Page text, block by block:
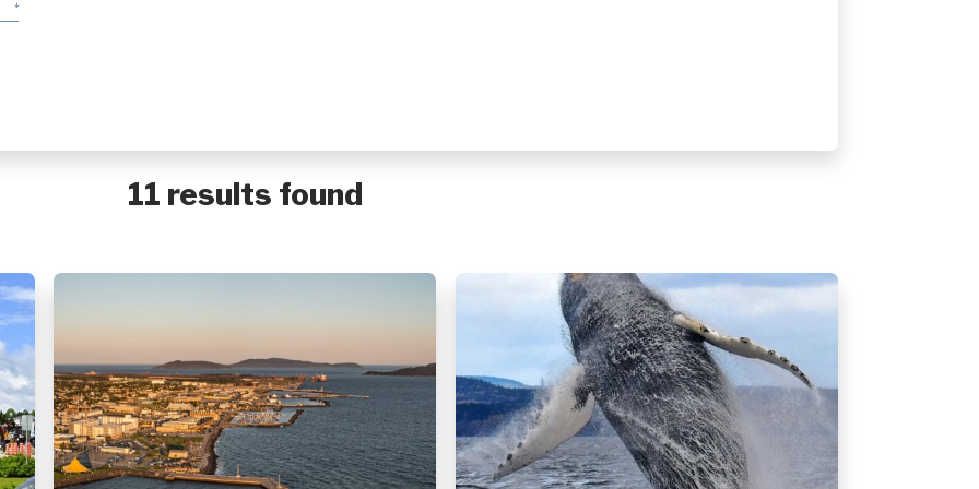
Colombier
Côte-Nord-du-Golfe-du-Saint-Laurent
Harrington Harbour
Havre-Saint-Pierre
Kawawachikamach
Kegaska
La Romaine
Lac-au-Brochet
11 results found